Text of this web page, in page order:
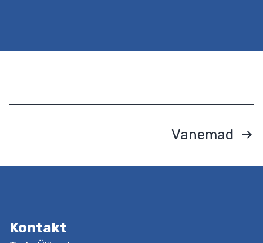
ja küsimustikku, mida on võimalik kollektiivil või
juhtkonnal iseseisvalt täita. Protsessi jooksul on toeks
readingHaridusasutuse
uuendusmeelsuse
leheküljendus
Vanemad
Kontakt